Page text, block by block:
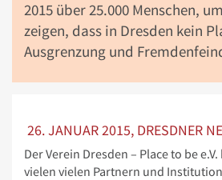
2015 über 25.000 Menschen,
zeigen, dass in Dresden kein
Ausgrenzung und
26. JANUAR 2015, DRESDNER
Der Verein Dresden – Place to be
vielen vielen Partnern und